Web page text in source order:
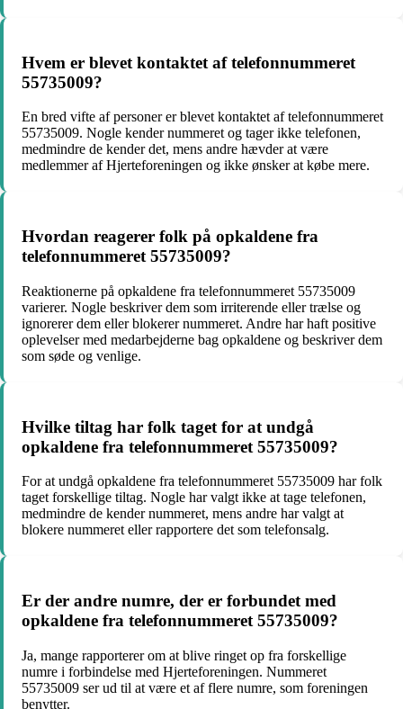
Hvem er blevet kontaktet af telefonnummeret
55735009?
En bred vifte af personer er blevet kontaktet af telefonnummeret
55735009. Nogle kender nummeret og tager ikke telefonen,
medmindre de kender det, mens andre hævder at være
medlemmer af Hjerteforeningen og ikke ønsker at købe mere.
Hvordan reagerer folk på opkaldene fra
telefonnummeret 55735009?
Reaktionerne på opkaldene fra telefonnummeret 55735009
varierer. Nogle beskriver dem som irriterende eller trælse og
ignorerer dem eller blokerer nummeret. Andre har haft positive
oplevelser med medarbejderne bag opkaldene og beskriver dem
som søde og venlige.
Hvilke tiltag har folk taget for at undgå
opkaldene fra telefonnummeret 55735009?
For at undgå opkaldene fra telefonnummeret 55735009 har folk
taget forskellige tiltag. Nogle har valgt ikke at tage telefonen,
medmindre de kender nummeret, mens andre har valgt at
blokere nummeret eller rapportere det som telefonsalg.
Er der andre numre, der er forbundet med
opkaldene fra telefonnummeret 55735009?
Ja, mange rapporterer om at blive ringet op fra forskellige
numre i forbindelse med Hjerteforeningen. Nummeret
55735009 ser ud til at være et af flere numre, som foreningen
benytter.